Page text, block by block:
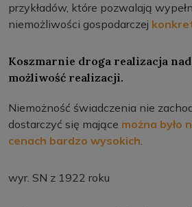
przykładów, które pozwalają
niemożliwości gospodarczej
Koszmarnie droga realizacja
możliwość realizacji.
Niemożność świadczenia nie
dostarczyć się mające można było
cenach bardzo wysokich.
wyr. SN z 1922 roku